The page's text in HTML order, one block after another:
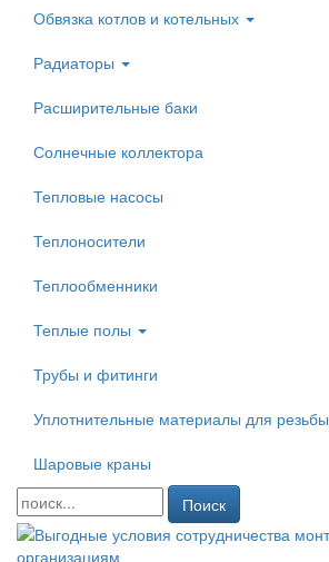
Обвязка котлов и котельных
Радиаторы
Расширительные баки
Солнечные коллектора
Тепловые насосы
Теплоносители
Теплообменники
Теплые полы
Трубы и фитинги
Уплотнительные материалы для резьбы
Шаровые краны
Поиск